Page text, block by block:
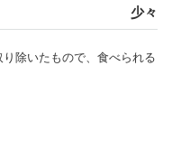
少々
除いたもので、食べられる